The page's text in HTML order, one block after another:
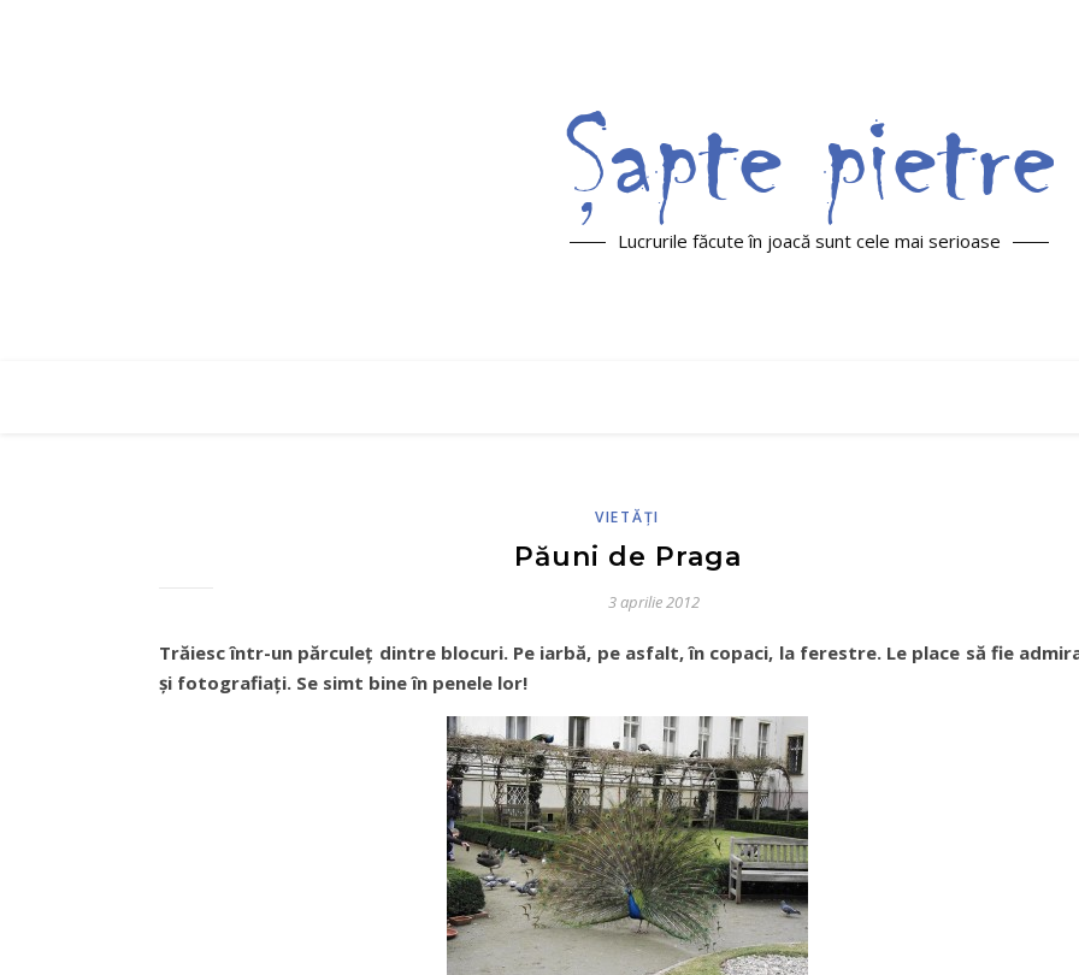
Lucrurile făcute în joacă sunt cele mai serioase
VIETĂŢI
Păuni de Praga
3 aprilie 2012
Trăiesc într-un părculeţ dintre blocuri. Pe iarbă, pe asfalt, în copaci, la ferestre. Le place să fie
şi fotografiaţi. Se simt bine în penele lor!